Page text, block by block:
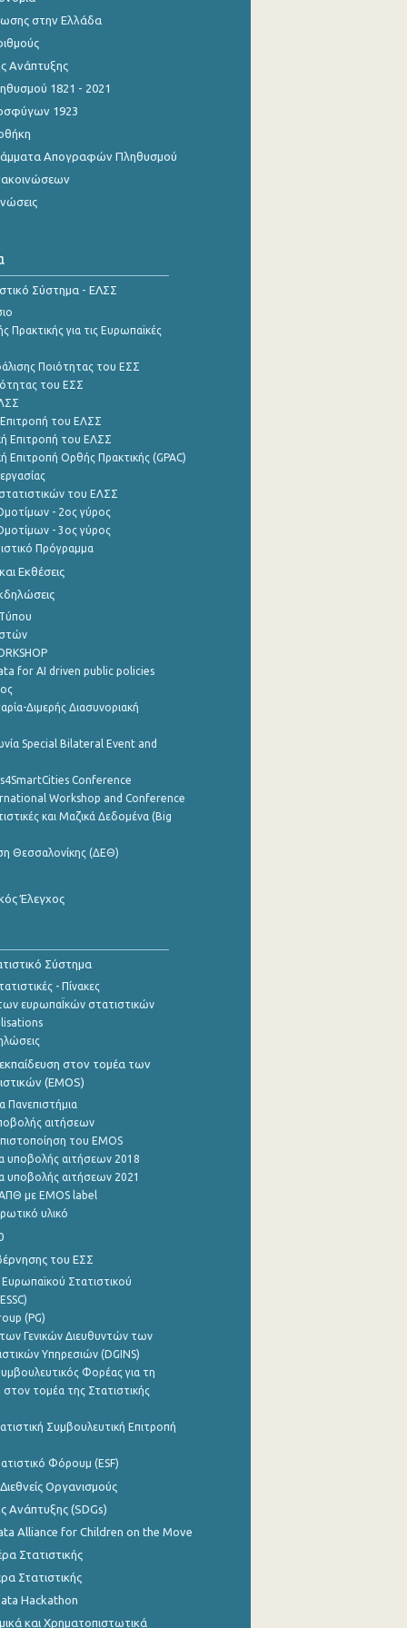
στην Ελλάδα
Ανάπτυξης
1821 - 2021
1923
Απογραφών Πληθυσμού
Σύστημα - ΕΛΣΣ
Πρακτικής για τις Ευρωπαϊκές
Ποιότητας του ΕΣΣ
του ΕΣΣ
Επιτροπή του ΕΛΣΣ
Επιτροπή του ΕΛΣΣ
Επιτροπή Ορθής Πρακτικής (GPAC)
του ΕΛΣΣ
- 2ος γύρος
- 3ος γύρος
Πρόγραμμα
Εκθέσεις
for AI driven public policies
Διμερής Διασυνοριακή
Special Bilateral Event and
Conference
Workshop and Conference
και Μαζικά Δεδομένα (Big
Θεσσαλονίκης (ΔΕΘ)
Έλεγχος
Σύστημα
- Πίνακες
ευρωπαΪκών στατιστικών
στον τομέα των
(EMOS)
Πανεπιστήμια
αιτήσεων
του EMOS
υποβολής αιτήσεων 2018
υποβολής αιτήσεων 2021
με EMOS label
υλικό
του ΕΣΣ
Στατιστικού
(PG)
Γενικών Διευθυντών των
Υπηρεσιών (DGINS)
Φορέας για τη
τομέα της Στατιστικής
Συμβουλευτική Επιτροπή
Φόρουμ (ESF)
Οργανισμούς
Ανάπτυξης (SDGs)
Alliance for Children on the Move
Στατιστικής
Στατιστικής
Hackathon
και Χρηματοπιστωτικά